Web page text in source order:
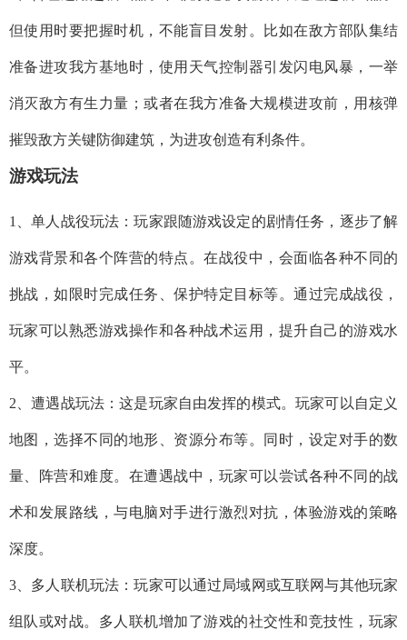
但使用时要把握时机，不能盲目发射。比如在敌方部队集结
准备进攻我方基地时，使用天气控制器引发闪电风暴，一举
消灭敌方有生力量；或者在我方准备大规模进攻前，用核弹
摧毁敌方关键防御建筑，为进攻创造有利条件。
游戏玩法
1、单人战役玩法：玩家跟随游戏设定的剧情任务，逐步了解
游戏背景和各个阵营的特点。在战役中，会面临各种不同的
挑战，如限时完成任务、保护特定目标等。通过完成战役，
玩家可以熟悉游戏操作和各种战术运用，提升自己的游戏水
平。
2、遭遇战玩法：这是玩家自由发挥的模式。玩家可以自定义
地图，选择不同的地形、资源分布等。同时，设定对手的数
量、阵营和难度。在遭遇战中，玩家可以尝试各种不同的战
术和发展路线，与电脑对手进行激烈对抗，体验游戏的策略
深度。
3、多人联机玩法：玩家可以通过局域网或互联网与其他玩家
组队或对战。多人联机增加了游戏的社交性和竞技性，玩家